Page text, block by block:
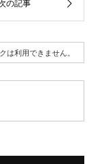
は利用できません。